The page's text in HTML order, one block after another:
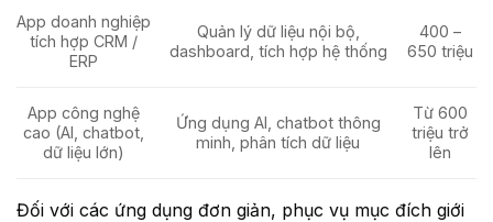
App doanh nghiệp
tích hợp CRM /
ERP
Quản lý dữ liệu nội bộ,
dashboard, tích hợp hệ thống
400 –
650 triệu
App công nghệ
cao (AI, chatbot,
dữ liệu lớn)
Ứng dụng AI, chatbot thông
minh, phân tích dữ liệu
Từ 600
triệu trở
lên
Đối với các ứng dụng đơn giản, phục vụ mục đích giới